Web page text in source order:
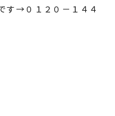
す→０１２０－１４４